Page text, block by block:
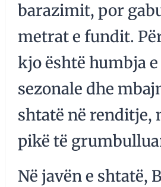
barazimit, por
metrat e fundit.
kjo është humbja
sezonale dhe
shtatë në renditje,
pikë të
Në javën e shtatë,